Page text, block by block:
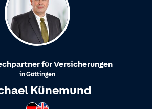
für Versicherungen
inGöttingen
Künemund
Spricht